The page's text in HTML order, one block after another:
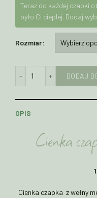
Teraz do każdej czapki
było Ci cieplej. Dodaj
Rozmiar
DODAJ
OPIS
Cienka
Cienka czapka z wełny